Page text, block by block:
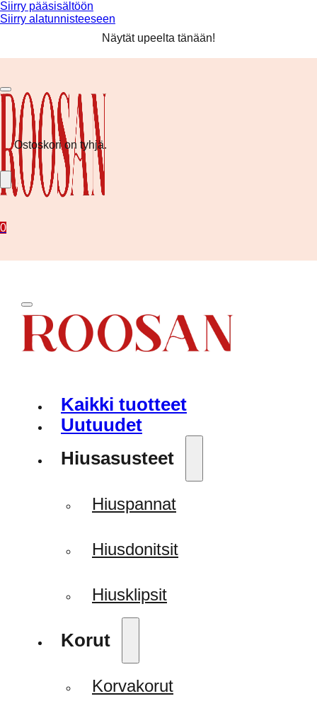
Siirry pääsisältöön
Siirry alatunnisteeseenIlmainen toimitus yli 80 € tilauksiin! ❤️
Näytät upeelta tänään!
0
Ostoskori on tyhjä.
Kaikki tuotteet
Uutuudet
Hiusasusteet
Hiuspannat
Hiusdonitsit
Hiusklipsit
Korut
Korvakorut